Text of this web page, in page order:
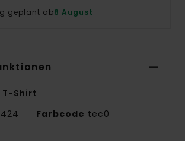
geplant ab8 August
T-Shirt
Farbcode tec0